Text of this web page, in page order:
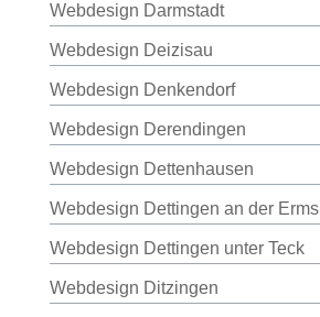
Webdesign Darmstadt
Webdesign Deizisau
Webdesign Denkendorf
Webdesign Derendingen
Webdesign Dettenhausen
Webdesign Dettingen an der Erms
Webdesign Dettingen unter Teck
Webdesign Ditzingen